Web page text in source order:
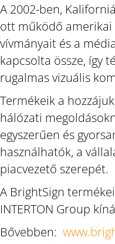
A 2002-ben,
ott működő amerikai
vívmányait és a
kapcsolta össze, így
rugalmas vizuális
Termékeik a
hálózati
egyszerűen és
használhatók, a
piacvezető szerepét.
A BrightSign
INTERTON Group
Bővebben: